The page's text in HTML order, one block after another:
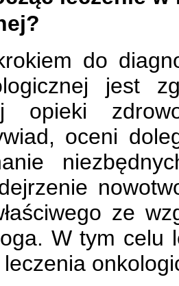
do
jest
opieki
oceni
ze
W tym celu